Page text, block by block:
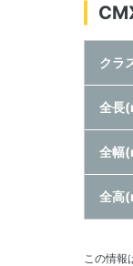
クラ
全長
全幅
全高
この情報